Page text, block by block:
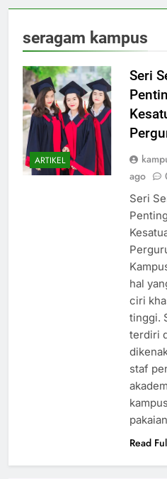
seragam kampus
ARTIKEL
Seri
ago
Seri
hal
ciri
tinggi.
terdiri
staf
Read